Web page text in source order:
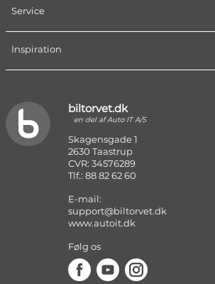
Service
Inspiration
biltorvet.dk
en del af Auto IT A/S
Skagensgade 1
2630 Taastrup
CVR: 34576289
Tlf.: 88 82 62 60
E-mail:
support@biltorvet.dk
www.autoit.dk
Følg os